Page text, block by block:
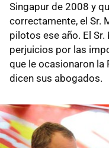
Singapur de 2008 y
correctamente, el Sr.
pilotos ese año. El
perjuicios por las
que le ocasionaron la
dicen sus abogados.